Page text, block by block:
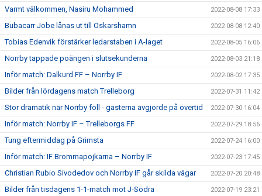
Varmt välkommen, Nasiru Mohammed 2022-08-08 17:33
Bubacarr Jobe lånas ut till Oskarshamn 2022-08-08 12:40
Tobias Edenvik förstärker ledarstaben i A-laget 2022-08-05 16:06
Norrby tappade poängen i slutsekunderna 2022-08-03 21:18
Inför match: Dalkurd FF – Norrby IF 2022-08-02 17:35
Bilder från lördagens match Trelleborg 2022-07-31 11:42
Stor dramatik när Norrby föll - gästerna avgjorde på övertid 2022-07-30 16:04
Inför match: Norrby IF – Trelleborgs FF 2022-07-29 18:56
Tung eftermiddag på Grimsta 2022-07-24 16:00
Inför match: IF Brommapojkarna – Norrby IF 2022-07-23 17:45
Christian Rubio Sivodedov och Norrby IF går skilda vägar 2022-07-20 20:48
Bilder från tisdagens 1-1-match mot J-Södra 2022-07-19 23:21